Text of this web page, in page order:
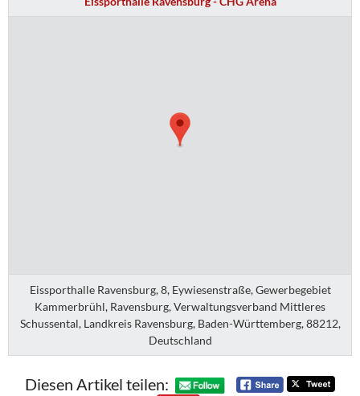
Eissporthalle Ravensburg, 8, Eywiesenstraße, Gewerbegebiet
Kammerbrühl, Ravensburg, Verwaltungsverband Mittleres
Schussental, Landkreis Ravensburg, Baden-Württemberg, 88212,
Deutschland
Diesen Artikel teilen: